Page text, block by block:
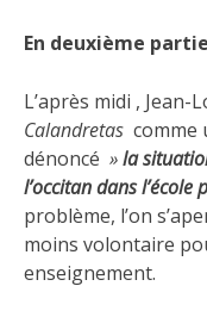
En deuxième partie
L’après midi ,
Calandretas comme
dénoncé »la
l’occitan dans l’école
problème, l’on
moins volontaire
enseignement.